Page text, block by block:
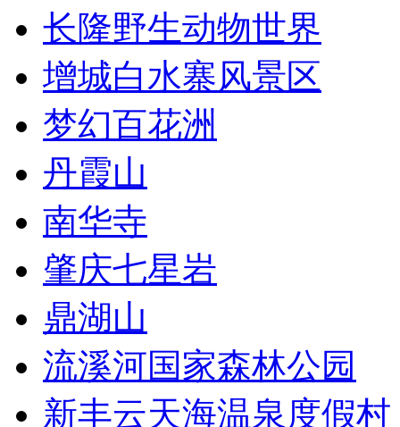
长隆野生动物世界
增城白水寨风景区
梦幻百花洲
丹霞山
南华寺
肇庆七星岩
鼎湖山
流溪河国家森林公园
新丰云天海温泉度假村